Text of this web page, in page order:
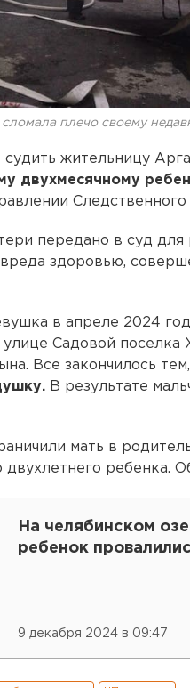
плечо своему
жительницу
двухмесячному
Следственного
передано в суд для
здоровью,
в апреле 2024
Садовой поселка
Все закончилось
В результате
мать в
ребенка.
На челябинском
ребенок
9 декабря 2024 в 09:47